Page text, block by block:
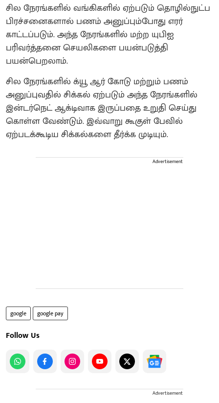
சில நேரங்களில் வங்கிகளில் ஏற்படும் தொழில்நுட்ப
பிரச்சனைகளால் பணம் அனுப்பும்போது எரர்
காட்டப்படும். அந்த நேரங்களில் மற்ற யுபிஐ
பரிவர்த்தனை செயலிகளை பயன்படுத்தி
பயன்பெறலாம்.
சில நேரங்களில் க்யூ ஆர் கோடு மற்றும் பணம்
அனுப்புவதில் சிக்கல் ஏற்படும் அந்த நேரங்களில்
இன்டர்நெட் ஆக்டிவாக இருப்பதை உறுதி செய்து
கொள்ள வேண்டும். இவ்வாறு கூகுள் பேவில்
ஏற்படக்கூடிய சிக்கல்களை தீர்க்க முடியும்.
Advertisement
google google pay
Follow Us
Advertisement